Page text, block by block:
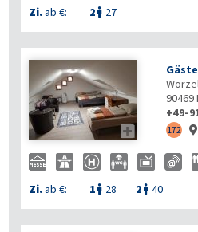
Zi.ab €: 2  27

90469
+49-
172 
Zi.ab €: 1  28 2  40